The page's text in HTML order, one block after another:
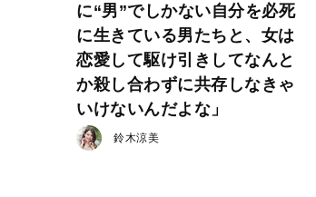
に“男”でしかない自分を必死
に生きている男たちと、女は
恋愛して駆け引きしてなんと
か殺し合わずに共存しなきゃ
いけないんだよな」
鈴木涼美